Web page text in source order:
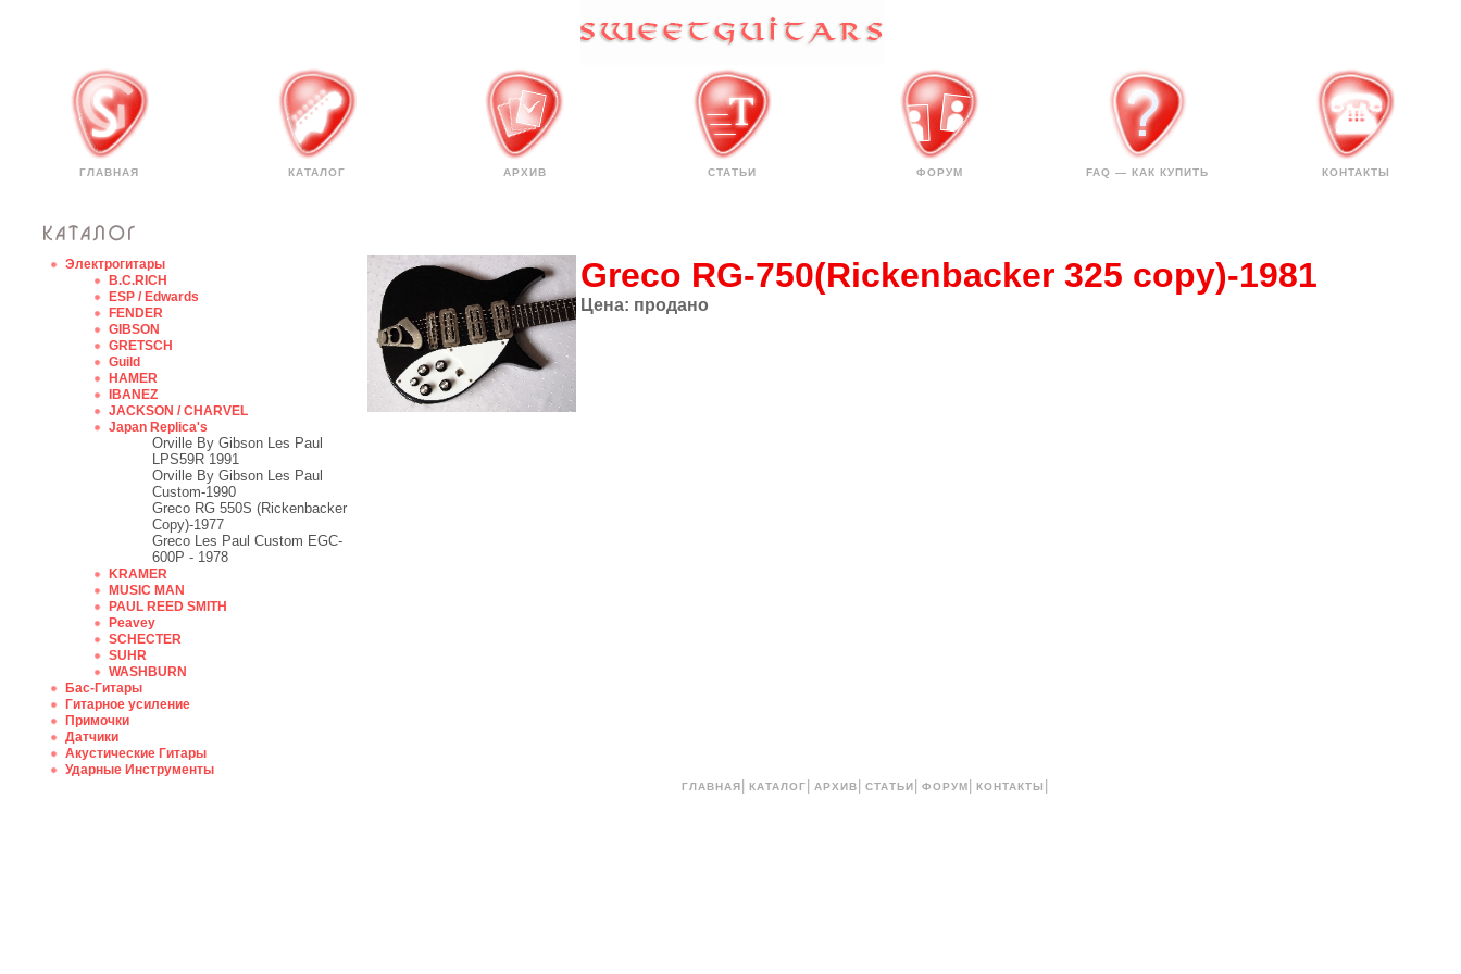
ГЛАВНАЯ КАТАЛОГ АРХИВ СТАТЬИ ФОРУМ FAQ — КАК КУПИТЬ КОНТАКТЫ
Электрогитары
B.C.RICH
ESP / Edwards
FENDER
GIBSON
GRETSCH
Guild
HAMER
IBANEZ
JACKSON / CHARVEL
Japan Replica's
Orville By Gibson Les Paul
LPS59R 1991
Orville By Gibson Les Paul
Custom-1990
Greco RG 550S (Rickenbacker
Copy)-1977
Greco Les Paul Custom EGC-
600P - 1978
KRAMER
MUSIC MAN
PAUL REED SMITH
Peavey
SCHECTER
SUHR
WASHBURN
Бас-Гитары
Гитарное усиление
Примочки
Датчики
Акустические Гитары
Ударные Инструменты
Greco RG-750(Rickenbacker 325 copy)-1981
Цена: продано
ГЛАВНАЯ КАТАЛОГ АРХИВ СТАТЬИ ФОРУМ КОНТАКТЫ